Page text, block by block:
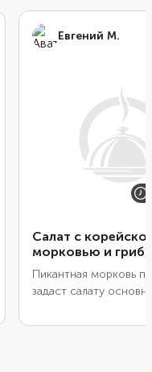
Евгений М.
Салат с
морковью и
Пикантная морковь
задаст салату
жареные шампиньоны